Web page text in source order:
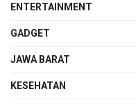
ENTERTAINMENT
GADGET
JAWA BARAT
KESEHATAN